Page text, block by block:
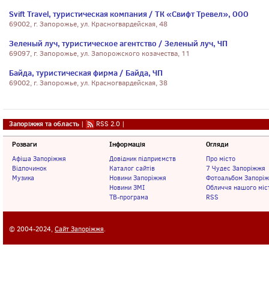
Svift Travel, туристическая компания / ТК «Свифт Тревел», ООО
69002, г. Запорожье, ул. Красногвардейская, 48
Зеленый луч, туристическое агентство / Зеленый луч, ЧП
69097, г. Запорожье, ул. Запорожского козачества, 11
Байда, туристическая фирма / Байда, ЧП
69002, г. Запорожье, ул. Красногвардейская, 38
Запоріжжя та область | RSS 2.0 |
Розваги
Афіша Запоріжжя
Відпочинок
Музика
Інформація
Довідник підприємств
Каталог сайтів
Новини Запоріжжя
Новини ЗМІ
ТВ-програма
Огляди
Про місто
7 Чудес Запоріжжя
Фотоальбом
Обличчя нашого
RSS
© 2004-2024, Сайт Запоріжжя.